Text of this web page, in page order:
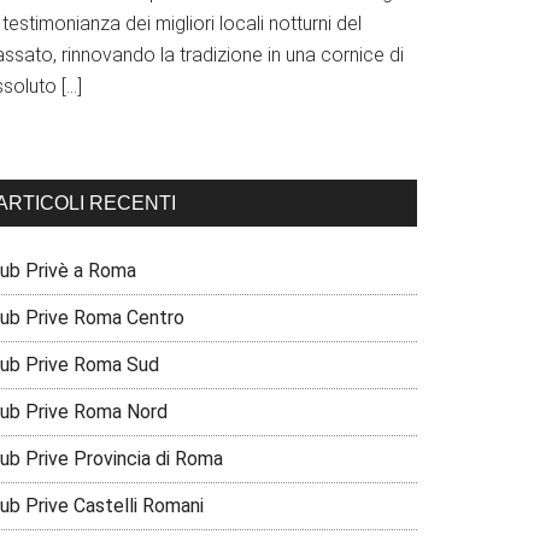
testimonianza dei migliori locali notturni del
rinnovando la tradizione in una cornice di
[…]
RECENTI
Privè a Roma
Prive Roma Centro
Prive Roma Sud
Prive Roma Nord
Prive Provincia di Roma
Prive Castelli Romani